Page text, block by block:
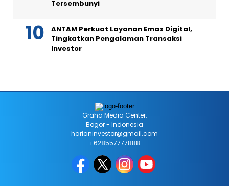
Tersembunyi
ANTAM Perkuat Layanan Emas Digital,
Tingkatkan Pengalaman Transaksi
Investor
Graha Media Center,
Bogor - Indonesia
harianinvestor@gmail.com
+628557777888